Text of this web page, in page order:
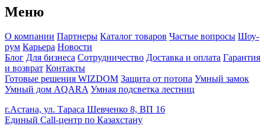
Меню
О компании Партнеры Каталог товаров Частые вопросы Шоу-
рум Карьера Новости
Блог Для бизнеса Сотрудничество Доставка и оплата Гарантия
и возврат Контакты
Готовые решения WIZDOM Защита от потопа Умный замок
Умный дом AQARA Умная подсветка лестниц
г.Астана, ул. Тараса Шевченко 8, ВП 16
Единый Call-центр по Казахстану